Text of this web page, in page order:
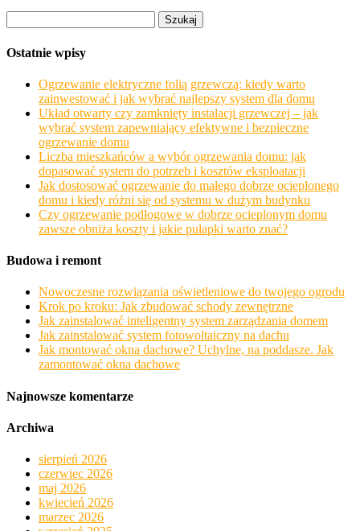
Ostatnie wpisy
Ogrzewanie elektryczne folią grzewczą: kiedy warto
zainwestować i jak wybrać najlepszy system dla domu
Układ otwarty czy zamknięty instalacji grzewczej – jak
wybrać system zapewniający efektywne i bezpieczne
ogrzewanie domu
Liczba mieszkańców a wybór ogrzewania domu: jak
dopasować system do potrzeb i kosztów eksploatacji
Jak dostosować ogrzewanie do małego dobrze ocieplonego
domu i kiedy różni się od systemu w dużym budynku
Czy ogrzewanie podłogowe w dobrze ocieplonym domu
zawsze obniża koszty i jakie pułapki warto znać?
Budowa i remont
Nowoczesne rozwiązania oświetleniowe do twojego ogrodu
Krok po kroku: Jak zbudować schody zewnętrzne
Jak zainstalować inteligentny system zarządzania domem
Jak zainstalować system fotowoltaiczny na dachu
Jak montować okna dachowe? Uchylne, na poddasze. Jak
zamontować okna dachowe
Najnowsze komentarze
Archiwa
sierpień 2026
czerwiec 2026
maj 2026
kwiecień 2026
marzec 2026